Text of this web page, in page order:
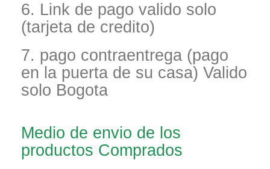
6. Link de pago valido solo
(tarjeta de credito)
7. pago contraentrega (pago
en la puerta de su casa) Valido
solo Bogota
Medio de envio de los
productos Comprados